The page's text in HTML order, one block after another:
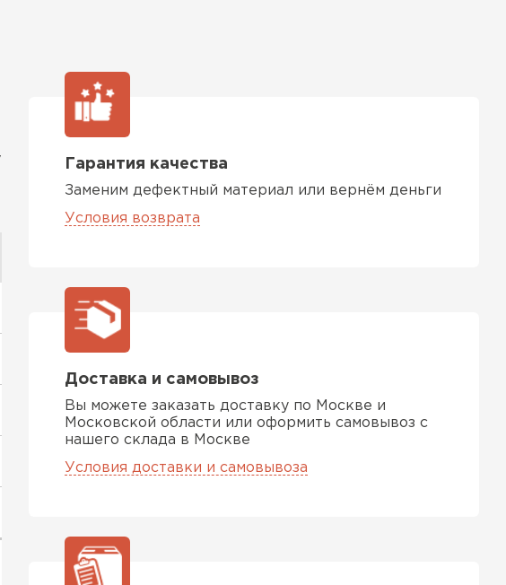
Гарантия качества
Заменим дефектный материал или вернём деньги
Условия возврата
Доставка и самовывоз
Вы можете заказать доставку по Москве и
Московской области или оформить самовывоз с
нашего склада в Москве
Условия доставки и самовывоза
Софиты